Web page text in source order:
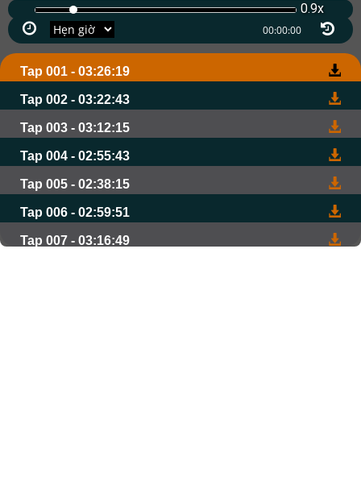
0.9x
Tap 001 - 03:26:19
Tap 002 - 03:22:43
Tap 003 - 03:12:15
Tap 004 - 02:55:43
Tap 005 - 02:38:15
Tap 006 - 02:59:51
Tap 007 - 03:16:49